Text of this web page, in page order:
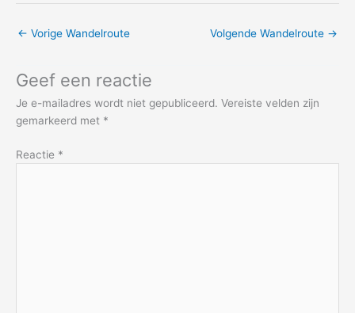
← Vorige Wandelroute Volgende Wandelroute →
Geef een reactie
Je e-mailadres wordt niet gepubliceerd. Vereiste velden zijn
gemarkeerd met *
Reactie *